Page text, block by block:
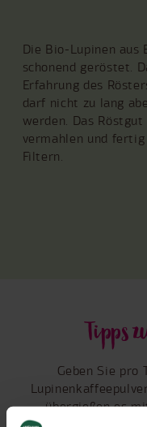
Die Bio-Lupinen aus
schonend geröstet.
Erfahrung des
darf nicht zu lang
werden. Das
vermahlen und
Filtern.
Tipps
Geben Sie pro
übergießen es